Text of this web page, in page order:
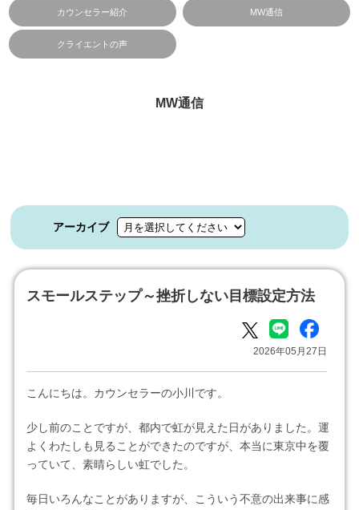
カウンセラー紹介 MW通信
クライエントの声
MW通信
アーカイブ
スモールステップ～挫折しない目標設定方法
2026年05月27日
こんにちは。カウンセラーの小川です。
少し前のことですが、都内で虹が見えた日がありました。運
よくわたしも見ることができたのですが、本当に東京中を覆
っていて、素晴らしい虹でした。
毎日いろんなことがありますが、こういう不意の出来事に感